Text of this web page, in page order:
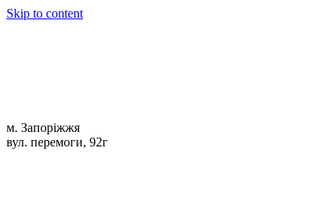
Skip to content
м. Запоріжжя
вул. перемоги, 92г